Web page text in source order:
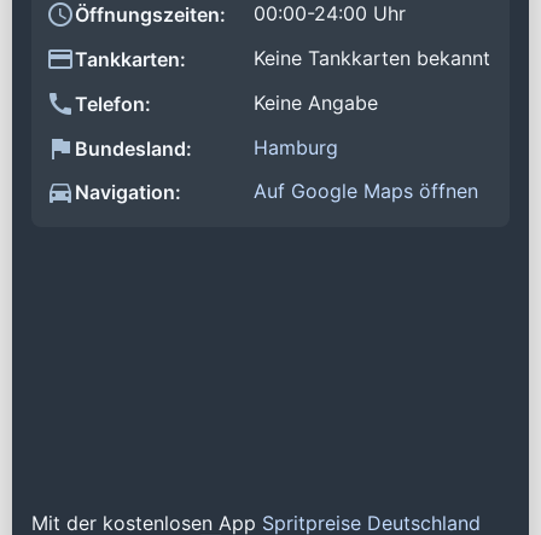
Öffnungszeiten:
00:00-24:00 Uhr
Tankkarten:
Keine Tankkarten bekannt
Telefon:
Keine Angabe
Bundesland:
Hamburg
Navigation:
Auf Google Maps öffnen
Mit der kostenlosen App Spritpreise Deutschland